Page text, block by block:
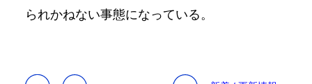
られかねない事態になっている。